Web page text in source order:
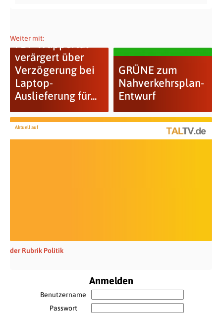
Weiter mit:
FDP Wuppertal
verärgert über
Verzögerung bei
Laptop-
Auslieferung für...
GRÜNE zum
Nahverkehrsplan-
Entwurf
Aktuell auf
der Rubrik Politik
Anmelden
Benutzername
Passwort